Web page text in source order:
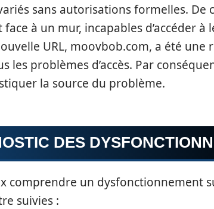
sans autorisations formelles. De
à un mur, incapables d’accéder
URL, moovbob.com, a été une
les problèmes d’accès. Par
la source du problème.
DES
comprendre un dysfonctionnement
suivies :